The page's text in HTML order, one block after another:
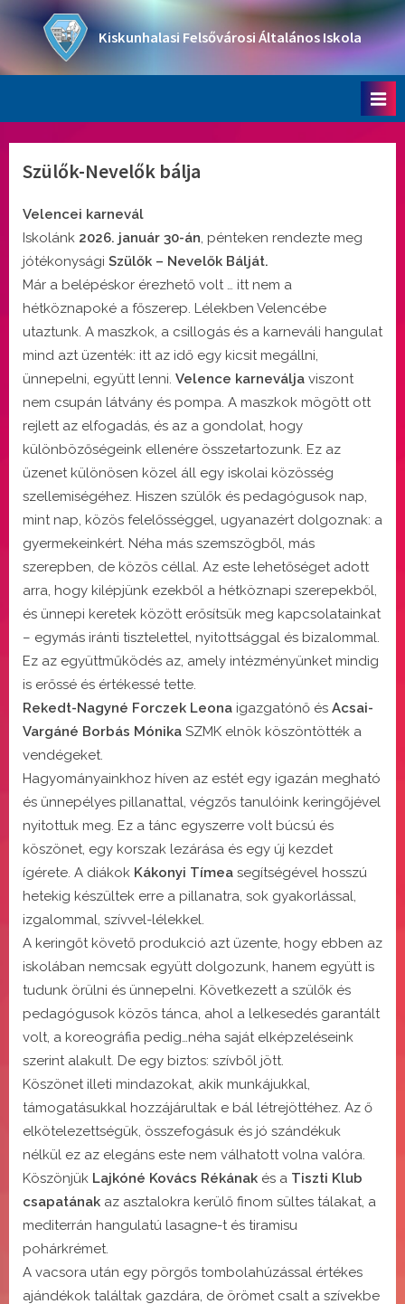
content
Kiskunhalasi Felsővárosi Általános Iskola
Szülők-Nevelők bálja
Velencei karnevál
Iskolánk 2026. január 30-án, pénteken rendezte meg
jótékonysági Szülők – Nevelők Bálját.
Már a belépéskor érezhető volt … itt nem a
hétköznapoké a főszerep. Lélekben Velencébe
utaztunk. A maszkok, a csillogás és a karneváli hangulat
mind azt üzenték: itt az idő egy kicsit megállni,
ünnepelni, együtt lenni. Velence karneválja viszont
nem csupán látvány és pompa. A maszkok mögött ott
rejlett az elfogadás, és az a gondolat, hogy
különbözőségeink ellenére összetartozunk. Ez az
üzenet különösen közel áll egy iskolai közösség
szellemiségéhez. Hiszen szülők és pedagógusok nap,
mint nap, közös felelősséggel, ugyanazért dolgoznak: a
gyermekeinkért. Néha más szemszögből, más
szerepben, de közös céllal. Az este lehetőséget adott
arra, hogy kilépjünk ezekből a hétköznapi szerepekből,
és ünnepi keretek között erősítsük meg kapcsolatainkat
– egymás iránti tisztelettel, nyitottsággal és bizalommal.
Ez az együttműködés az, amely intézményünket mindig
is erőssé és értékessé tette.
Rekedt-Nagyné Forczek Leona igazgatónő és Acsai-
Vargáné Borbás Mónika SZMK elnök köszöntötték a
vendégeket.
Hagyományainkhoz híven az estét egy igazán megható
és ünnepélyes pillanattal, végzős tanulóink keringőjével
nyitottuk meg. Ez a tánc egyszerre volt búcsú és
köszönet, egy korszak lezárása és egy új kezdet
ígérete. A diákok Kákonyi Tímea segítségével hosszú
hetekig készültek erre a pillanatra, sok gyakorlással,
izgalommal, szívvel-lélekkel.
A keringőt követő produkció azt üzente, hogy ebben az
iskolában nemcsak együtt dolgozunk, hanem együtt is
tudunk örülni és ünnepelni. Következett a szülők és
pedagógusok közös tánca, ahol a lelkesedés garantált
volt, a koreográfia pedig…néha saját elképzeléseink
szerint alakult. De egy biztos: szívből jött.
Köszönet illeti mindazokat, akik munkájukkal,
támogatásukkal hozzájárultak e bál létrejöttéhez. Az ő
elkötelezettségük, összefogásuk és jó szándékuk
nélkül ez az elegáns este nem válhatott volna valóra.
Köszönjük Lajkóné Kovács Rékának és a Tiszti Klub
csapatának az asztalokra kerülő finom sültes tálakat, a
mediterrán hangulatú lasagne-t és tiramisu
pohárkrémet.
A vacsora után egy pörgős tombolahúzással értékes
ajándékok találtak gazdára, de örömet csalt a szívekbe